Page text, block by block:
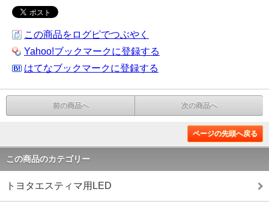
この商品をログピでつぶやく
Yahoo!ブックマークに登録する
はてなブックマークに登録する
前の商品へ 次の商品へ
ページの先頭へ戻る
この商品のカテゴリー
トヨタエスティマ用LED